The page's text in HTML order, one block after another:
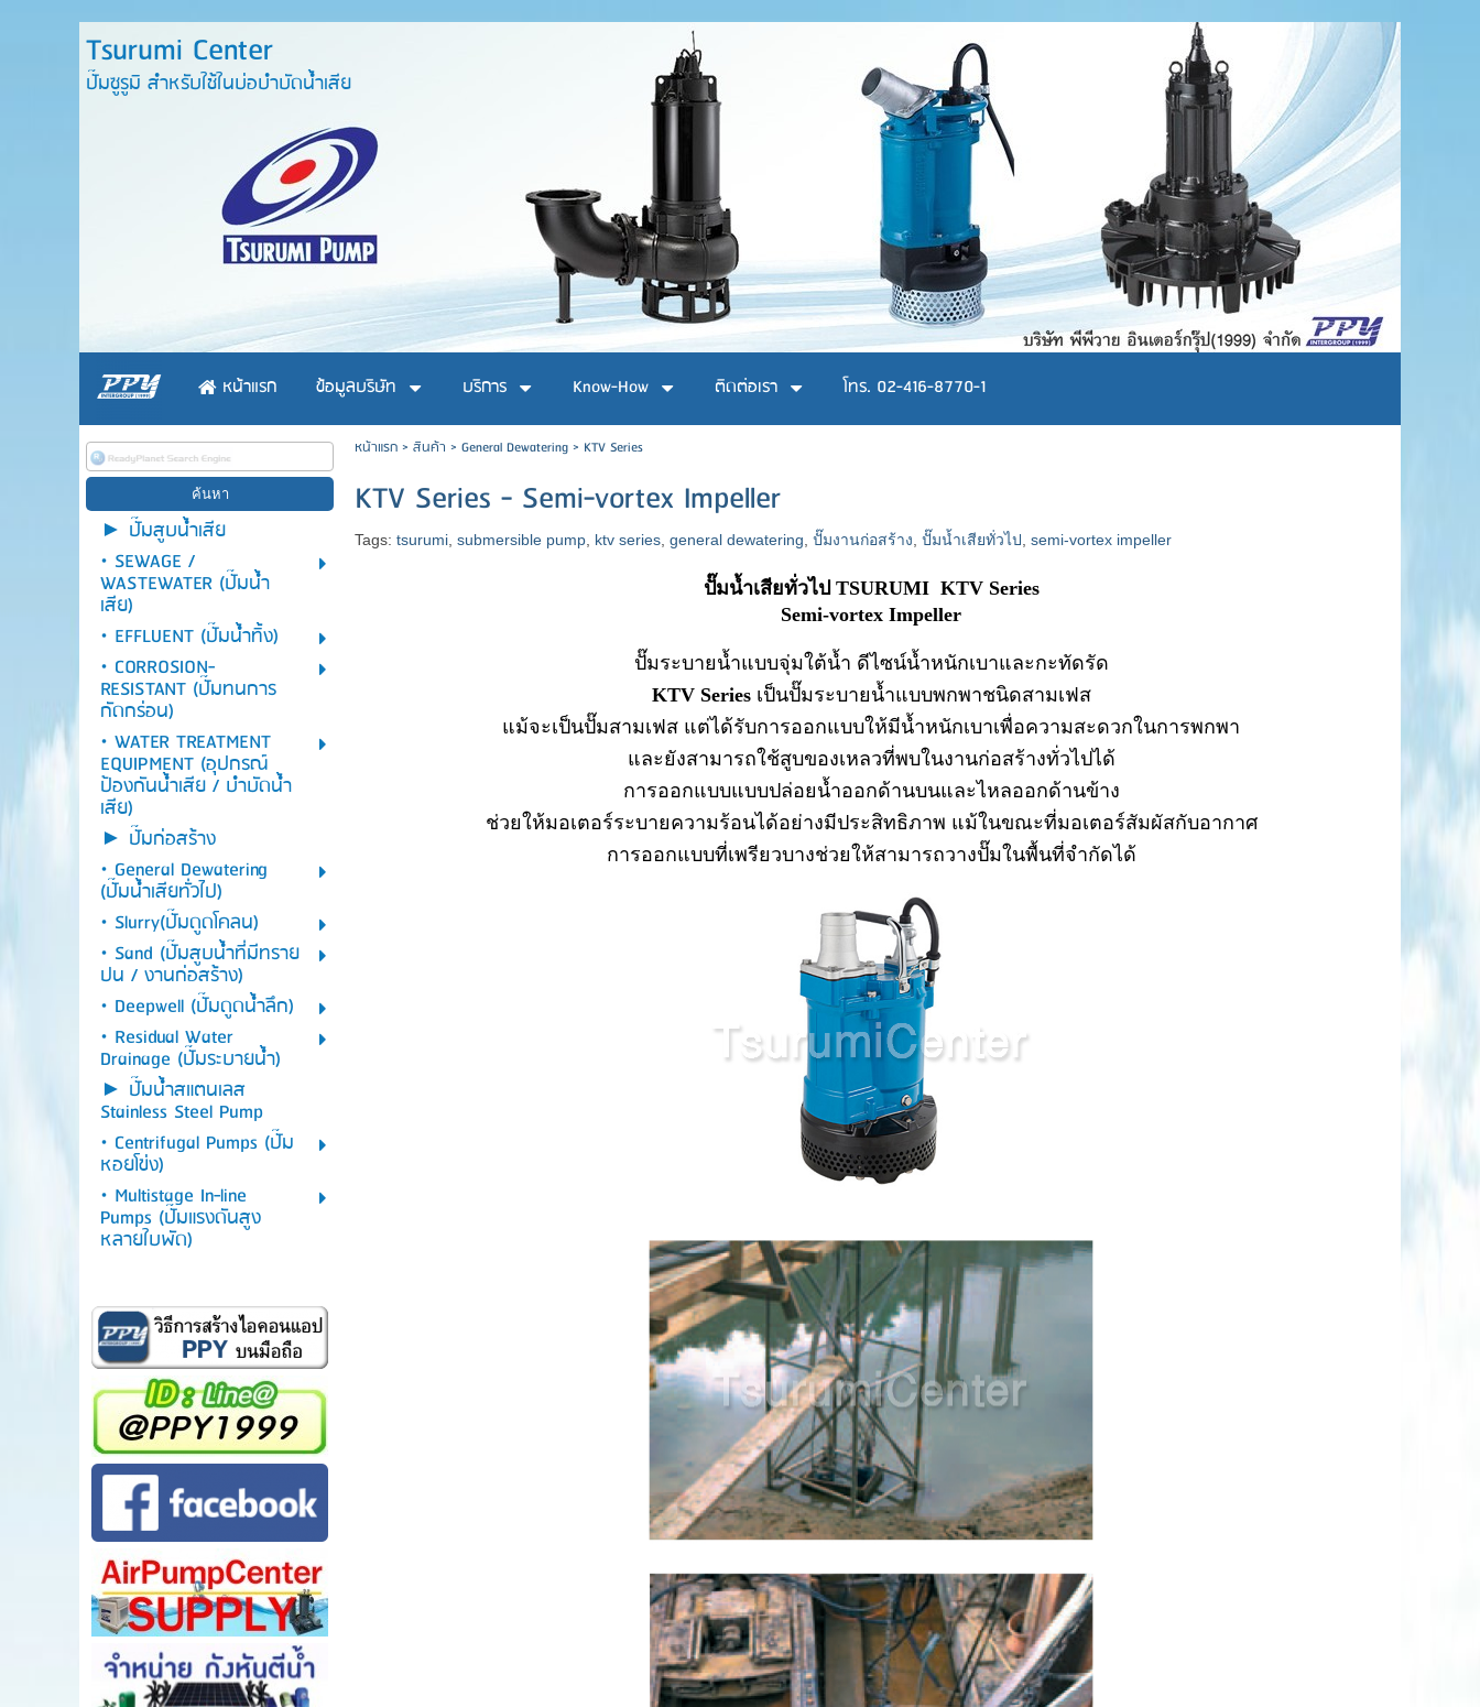
Tsurumi Center
ปั๊มซูรูมิ สำหรับใช้ในบ่อบำบัดน้ำเสีย
หน้าแรก ข้อมูลบริษัท บริการ Know-How ติดต่อเรา โทร. 02-416-8770-1
► ปั๊มสูบน้ำเสีย
• SEWAGE /
WASTEWATER (ปั๊มน้ำ
เสีย)
• EFFLUENT (ปั๊มน้ำทิ้ง)
• CORROSION-
RESISTANT (ปั๊มทนการ
กัดกร่อน)
• WATER TREATMENT
EQUIPMENT (อุปกรณ์
ป้องกันน้ำเสีย / บำบัดน้ำ
เสีย)
► ปั๊มก่อสร้าง
• General Dewatering
(ปั๊มน้ำเสียทั่วไป)
• Slurry(ปั๊มดูดโคลน)
• Sand (ปั๊มสูบน้ำที่มีทราย
ปน / งานก่อสร้าง)
• Deepwell (ปั๊มดูดน้ำลึก)
• Residual Water
Drainage (ปั๊มระบายน้ำ)
► ปั๊มน้ำสแตนเลส
Stainless Steel Pump
• Centrifugal Pumps (ปั๊ม
หอยโข่ง)
• Multistage In-line
Pumps (ปั๊มแรงดันสูง
หลายใบพัด)
หน้าแรก> สินค้า > General Dewatering> KTV Series
KTV Series - Semi-vortex Impeller
Tags:tsurumi ,submersible pump ktv series ,general dewatering ,ปั๊มงานก่อสร้าง ,ปั๊มน้ำเสียทั่วไป ,semi-vortex impeller
ปั๊มน้ำเสียทั่วไป TSURUMI KTV Series
Semi-vortex Impeller
ปั๊มระบายน้ำแบบจุ่มใต้น้ำ ดีไซน์น้ำหนักเบาและกะทัดรัด
KTV Seriesเป็นปั๊มระบายน้ำแบบพกพาชนิดสามเฟส
แม้จะเป็นปั๊มสามเฟส แต่ได้รับการออกแบบให้มีน้ำหนักเบาเพื่อความสะดวกในการพกพา
และยังสามารถใช้สูบของเหลวที่พบในงานก่อสร้างทั่วไปได้
การออกแบบแบบปล่อยน้ำออกด้านบนและไหลออกด้านข้าง
ช่วยให้มอเตอร์ระบายความร้อนได้อย่างมีประสิทธิภาพ แม้ในขณะที่มอเตอร์สัมผัสกับอากาศ
การออกแบบที่เพรียวบางช่วยให้สามารถวางปั๊มในพื้นที่จำกัดได้